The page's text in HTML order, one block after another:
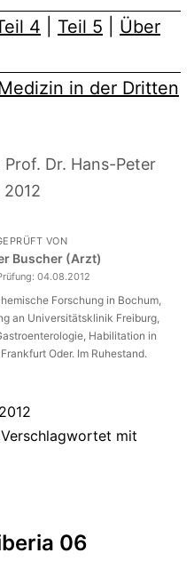
4 Teil 5
Über
in der Dritten
Dr. Hans-Peter
VON
Buscher (Arzt)
04.08.2012
Forschung in Bochum,
an Universitätsklinik Freiburg,
Habilitation in
Oder. Im Ruhestand.
Verschlagwortet mit
06